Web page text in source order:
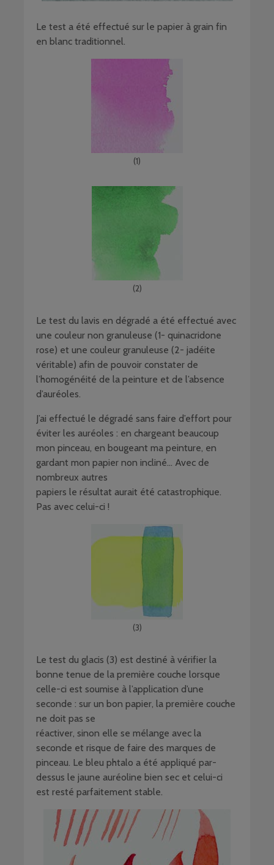
Le test a été effectué sur le papier à grain fin
en blanc traditionnel.
(1)
(2)
Le test du lavis en dégradé a été effectué avec
une couleur non granuleuse (1- quinacridone
rose) et une couleur granuleuse (2- jadéite
véritable) afin de pouvoir constater de
l’homogénéité de la peinture et de l’absence
d’auréoles.
J’ai effectué le dégradé sans faire d’effort pour
éviter les auréoles : en chargeant beaucoup
mon pinceau, en bougeant ma peinture, en
gardant mon papier non incliné… Avec de
nombreux autres
papiers le résultat aurait été catastrophique.
Pas avec celui-ci !
(3)
Le test du glacis (3) est destiné à vérifier la
bonne tenue de la première couche lorsque
celle-ci est soumise à l’application d’une
seconde : sur un bon papier, la première couche
ne doit pas se
réactiver, sinon elle se mélange avec la
seconde et risque de faire des marques de
pinceau. Le bleu phtalo a été appliqué par-
dessus le jaune auréoline bien sec et celui-ci
est resté parfaitement stable.